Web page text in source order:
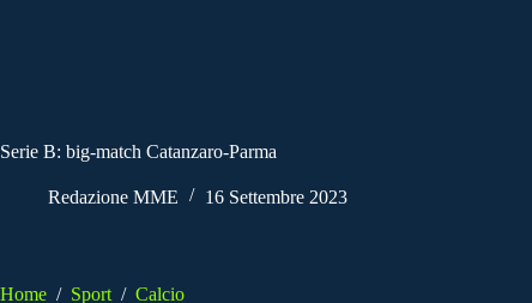
Serie B: big-match Catanzaro-Parma
Redazione MME 16 Settembre 2023
Home / Sport / Calcio